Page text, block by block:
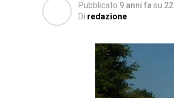
Pubblicato 9 anni fa su
Di redazione